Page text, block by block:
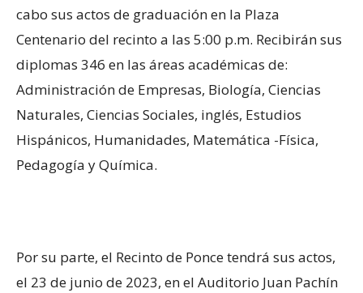
cabo sus actos de graduación en la Plaza
Centenario del recinto a las 5:00 p.m. Recibirán sus
diplomas 346 en las áreas académicas de:
Administración de Empresas, Biología, Ciencias
Naturales, Ciencias Sociales, inglés, Estudios
Hispánicos, Humanidades, Matemática -Física,
Pedagogía y Química.
Por su parte, el Recinto de Ponce tendrá sus actos,
el 23 de junio de 2023, en el Auditorio Juan Pachín